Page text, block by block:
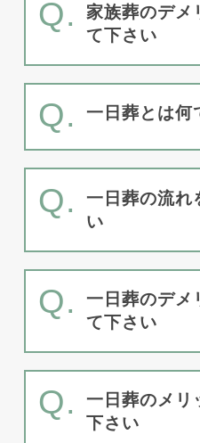
Q.
家族葬のデメ
て下さい
Q. 一日葬とは何
Q.
一日葬の流れ
い
Q.
一日葬のデメ
て下さい
Q.
一日葬のメリ
下さい